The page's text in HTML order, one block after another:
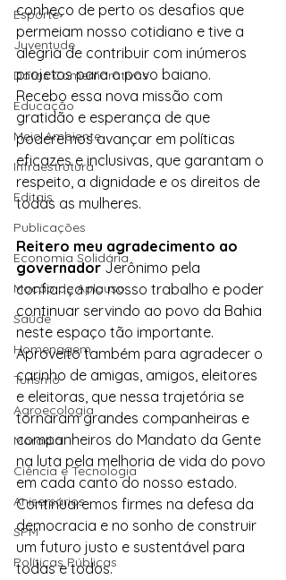
Esporte
Juventude
Datas Comemorativas
Educação
Meio Ambiente
Infraestrutura
Editais
Publicações
Economia Solidária
Moção de Aplauso
Saúde
Homenagem
Turismo
Agroecologia
Moradia
Ciência e Tecnologia
Anisersários
SPM
Políticas Públicas
conheço de perto os desafios que
permeiam nosso cotidiano e tive a
alegria de contribuir com inúmeros
projetos para o povo baiano.
Recebo essa nova missão com
gratidão e esperança de que
poderemos avançar em políticas
eficazes e inclusivas, que garantam o
respeito, a dignidade e os direitos de
todas as mulheres.
Reitero meu agradecimento ao
governador Jerônimo pela
confiança no nosso trabalho e poder
continuar servindo ao povo da Bahia
neste espaço tão importante.
Aproveito também para agradecer o
carinho de amigas, amigos, eleitores
e eleitoras, que nessa trajetória se
tornaram grandes companheiras e
companheiros do Mandato da Gente
na luta pela melhoria de vida do povo
em cada canto do nosso estado.
Continuaremos firmes na defesa da
democracia e no sonho de construir
um futuro justo e sustentável para
todas e todos.